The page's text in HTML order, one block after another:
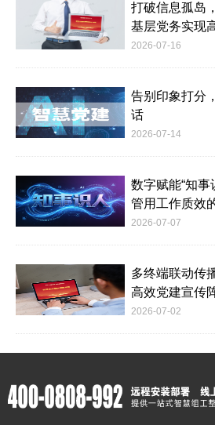
打破信息孤岛
基层党务实现
2026-07-16
告别印象打分
话
2026-07-14
数字赋能“知事
管用工作质效
2026-07-07
多终端联动传
高效党建宣传
2026-07-02